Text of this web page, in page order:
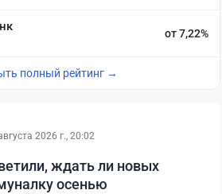
от 7,22%
полный рейтинг →
2026 г., 20:02
ждать ли новых
осенью